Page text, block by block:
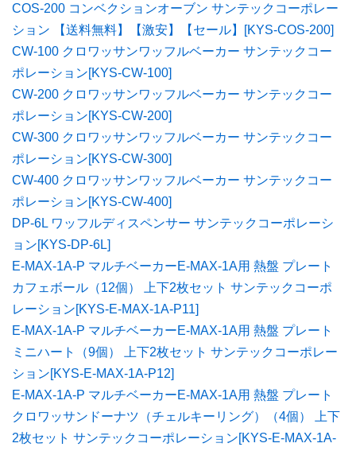
COS-200 コンベクションオーブン サンテックコーポレー
ション 【送料無料】【激安】【セール】[KYS-COS-200]
CW-100 クロワッサンワッフルベーカー サンテックコー
ポレーション[KYS-CW-100]
CW-200 クロワッサンワッフルベーカー サンテックコー
ポレーション[KYS-CW-200]
CW-300 クロワッサンワッフルベーカー サンテックコー
ポレーション[KYS-CW-300]
CW-400 クロワッサンワッフルベーカー サンテックコー
ポレーション[KYS-CW-400]
DP-6L ワッフルディスペンサー サンテックコーポレーシ
ョン[KYS-DP-6L]
E-MAX-1A-P マルチベーカーE-MAX-1A用 熱盤 プレート
カフェボール（12個） 上下2枚セット サンテックコーポ
レーション[KYS-E-MAX-1A-P11]
E-MAX-1A-P マルチベーカーE-MAX-1A用 熱盤 プレート
ミニハート（9個） 上下2枚セット サンテックコーポレー
ション[KYS-E-MAX-1A-P12]
E-MAX-1A-P マルチベーカーE-MAX-1A用 熱盤 プレート
クロワッサンドーナツ（チェルキーリング）（4個） 上下
2枚セット サンテックコーポレーション[KYS-E-MAX-1A-